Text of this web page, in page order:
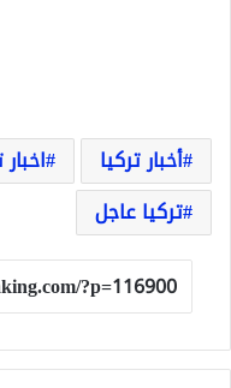
أخبار تركيا
تركيا عاجل